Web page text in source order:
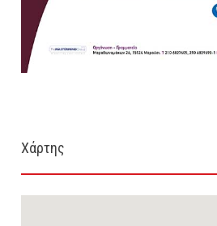
Χάρτης